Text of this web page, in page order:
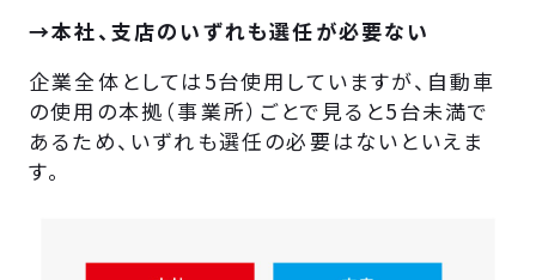
→本社、支店のいずれも選任が必要ない
企業全体としては5台使用していますが、自動車
の使用の本拠（事業所）ごとで見ると5台未満で
あるため、いずれも選任の必要はないといえま
す。